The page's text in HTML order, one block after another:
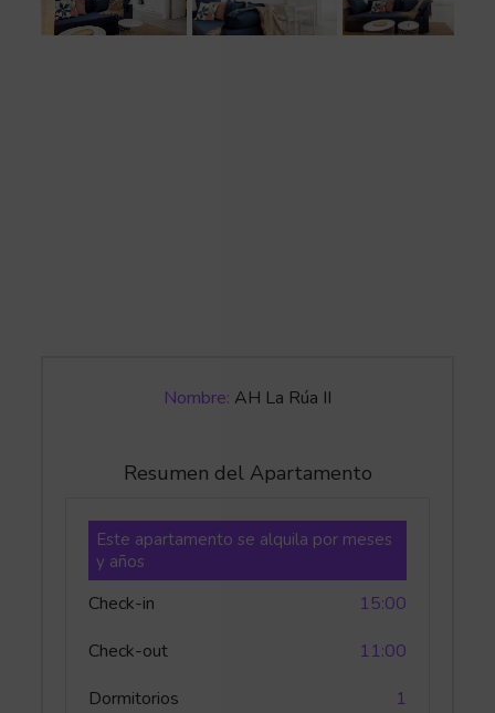
Nombre: AH La Rúa II
Resumen del Apartamento
Este apartamento se alquila por meses
y años
Check-in
15:00
Check-out
11:00
Dormitorios
1